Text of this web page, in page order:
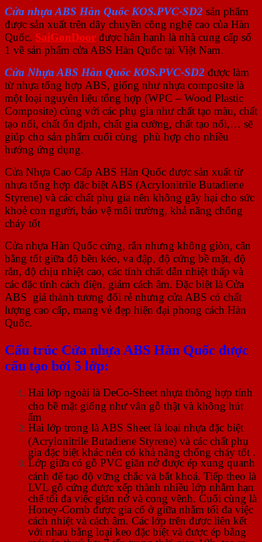
Cửa nhựa ABS Hàn Quốc KOS.PVC-SD2 sản phẩm
được sản xuất trên dây chuyền công nghệ cao của Hàn
Quốc. SaiGonDoor được hân hạnh là nhà cung cấp số
1 về sản phẩm cửa ABS Hàn Quốc tại Việt Nam.
Cửa Nhựa ABS Hàn Quốc KOS.PVC-SD2 được làm
từ nhựa tổng hợp ABS, giống như nhựa composite là
một loại nguyên liệu tổng hợp (WPC – Wood Plastic
Composite) cùng với các phụ gia như chất tạo màu, chất
tạo nối, chất ổn định, chất gia cường, chất tạo nổi,… sẽ
giúp cho sản phẩm cuối cùng phù hợp cho nhiều
hướng ứng dụng.
Cửa Nhựa Cao Cấp ABS Hàn Quốc được sản xuất từ
nhựa tổng hợp đặc biệt ABS (Acrylonitrile Butadiene
Styrene) và các chất phụ gia nên không gây hại cho sức
khoẻ con người, bảo vệ môi trường, khả năng chống
cháy tốt
Cửa nhựa Hàn Quốc cứng, rắn nhưng không giòn, cân
bằng tốt giữa độ bền kéo, va đập, độ cứng bề mặt, độ
rắn, độ chịu nhiệt cao, các tính chất dẫn nhiệt thấp và
các đặc tính cách điện, giảm cách âm. Đặc biệt là Cửa
ABS giá thành tương đối rẻ nhưng cửa ABS có chất
lượng cao cấp, mang vẻ đẹp hiện đại phong cách Hàn
Quốc.
Cấu trúc Cửa nhựa ABS Hàn Quốc được
cấu tạo bởi 5 lớp:
Hai lớp ngoài là DeCo-Sheet nhựa thông hợp tính
cho bề mặt giống như vân gỗ thật và không hút
ẩm
Hai lớp trong là ABS Sheet là loại nhựa đặc biệt
(Acrylonitrile Butadiene Styrene) và các chất phụ
gia đặc biệt khác nên có khả năng chống cháy tốt .
Lớp giữa có gỗ PVC giãn nở được ép xung quanh
cánh để tạo độ vững chắc và bắt khoá. Tiếp theo là
LVL gỗ cứng được xếp thành nhiều lớp nhằm hạn
chế tối đa việc giãn nở và cong vênh. Cuối cùng là
Honey-Comb được gia cố ở giữa nhằm tối đa việc
cách nhiệt và cách âm. Các lớp trên được liên kết
với nhau bằng loại keo đặc biệt và được ép bằng